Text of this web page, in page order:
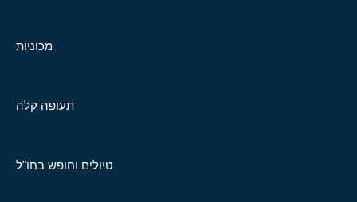
מכוניות
תעופה קלה
טיולים וחופש בחו"ל